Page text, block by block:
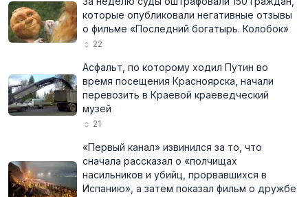
которые опубликовали негативные отзывы
о фильме «Последний богатырь. Колобок»
22
Асфальт, по которому ходил Путин во
время посещения Красноярска, начали
перевозить в Краевой краеведческий
музей
21
«Первый канал» извинился за то, что
сначала рассказал о «полчищах
насильников и убийц, прорвавшихся в
Испанию», а затем показал фильм о дружбе